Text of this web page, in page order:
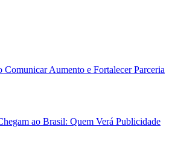
Comunicar Aumento e Fortalecer Parceria
ao Brasil: Quem Verá Publicidade